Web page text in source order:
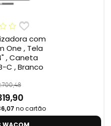
com
One , Tela
, Caneta
C , Branco
no cartão